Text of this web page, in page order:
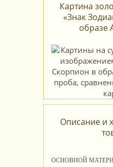
Картина
«Знак
образе
Описание и
ОСНОВНОЙ